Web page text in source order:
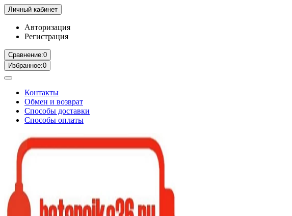
Личный кабинет
Авторизация
Регистрация
Сравнение:0
Избранное:0
Контакты
Обмен и возврат
Способы доставки
Способы оплаты